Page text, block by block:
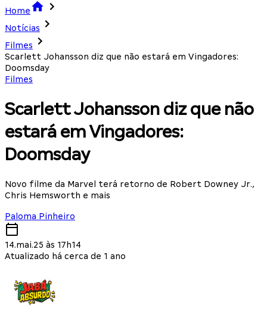
Home
Notícias
Filmes
Scarlett Johansson diz que não estará em Vingadores:
Doomsday
Filmes
Scarlett Johansson diz que não
estará em Vingadores:
Doomsday
Novo filme da Marvel terá retorno de Robert Downey Jr.,
Chris Hemsworth e mais
Paloma Pinheiro
14.mai.25 às 17h14
Atualizado há cerca de 1 ano